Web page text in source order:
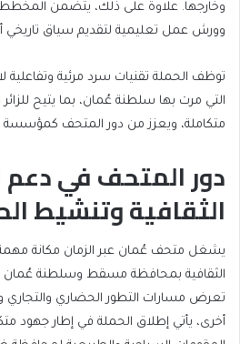
وخارجها. علاوة على ذلك، يتضمن المخطط
وورش عمل تعليمية لتقديم سياق تاريخي
توظف الحملة تقنيات سرد مرئية وتفاعلية
التي مرت بها سلطنة عُمان، بما يتيح للزائر
متكاملة، ويعزز من دور المتحف كمؤسسة
دور المتحف في دعم
الثقافية وتنشيط
يشغل متحف عُمان عبر الزمان مكانة
الثقافية بمحافظة مسقط وسلطنة عُمان
تعرض مسارات التطور الحضاري والتجاري
أخرى، يأتي إطلاق الحملة في إطار جهود